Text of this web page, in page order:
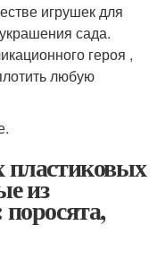
игрушек для
сада.
героя ,
любую
из